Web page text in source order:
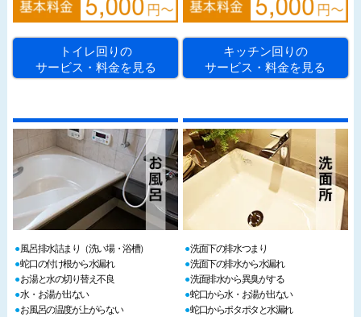
トイレ回りの
サービス・料金を見る
キッチン回りの
サービス・料金を見る
風呂排水詰まり（洗い場・浴槽）
蛇口の付け根から水漏れ
お湯と水の切り替え不良
水・お湯が出ない
お風呂の温度が上がらない
洗面下の排水つまり
洗面下の排水から水漏れ
洗面排水から異臭がする
蛇口から水・お湯が出ない
蛇口からポタポタと水漏れ